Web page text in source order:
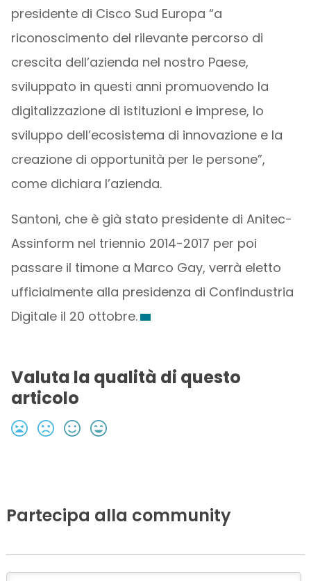
presidente di Cisco Sud Europa “a
riconoscimento del rilevante percorso di
crescita dell’azienda nel nostro Paese,
sviluppato in questi anni promuovendo la
digitalizzazione di istituzioni e imprese, lo
sviluppo dell’ecosistema di innovazione e la
creazione di opportunità per le persone”,
come dichiara l’azienda.
Santoni, che è già stato presidente di Anitec-
Assinform nel triennio 2014-2017 per poi
passare il timone a Marco Gay, verrà eletto
ufficialmente alla presidenza di Confindustria
Digitale il 20 ottobre.
Valuta la qualità di questo
articolo
Partecipa alla community